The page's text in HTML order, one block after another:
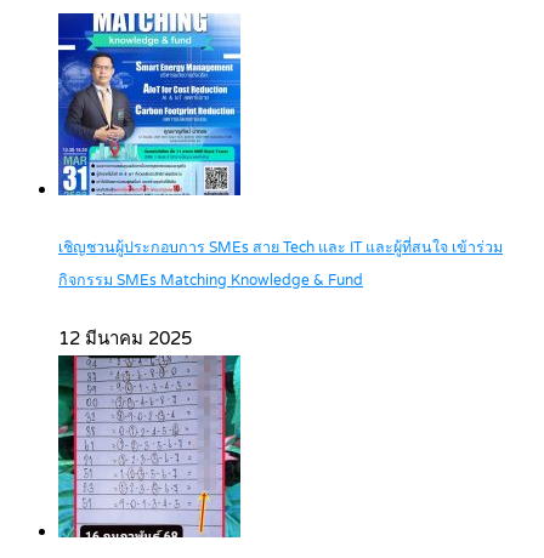
เชิญชวนผู้ประกอบการ SMEs สาย Tech และ IT และผู้ที่สนใจ เข้าร่วม
กิจกรรม SMEs Matching Knowledge & Fund
12 มีนาคม 2025